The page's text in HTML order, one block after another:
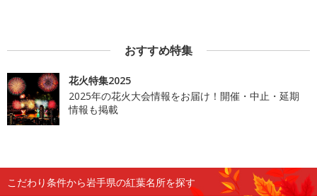
おすすめ特集
花火特集2025
2025年の花火大会情報をお届け！開催・中止・延期
情報も掲載
こだわり条件から岩手県の紅葉名所を探す